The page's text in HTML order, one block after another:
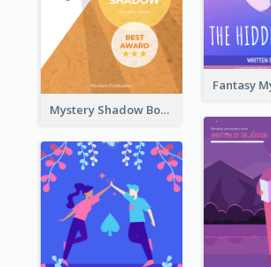
Mystery Shadow Book Cover